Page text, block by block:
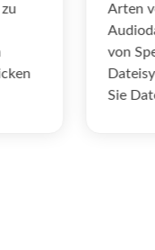
ID zu
klicken